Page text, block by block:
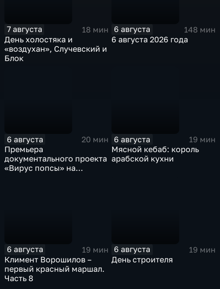
7 августа
18 мин
День холостяка и
«воздухан», Случевский и
Блок
6 августа
148 мин
6 августа 2026 года
6 августа
20 мин
Премьера
документального проекта
«Вирус попсы» на
6 августа
19 мин
Мясной кебаб: король
арабской кухни
6 августа
19 мин
Климент Ворошилов –
первый красный маршал.
Часть 8
6 августа
19 мин
День строителя